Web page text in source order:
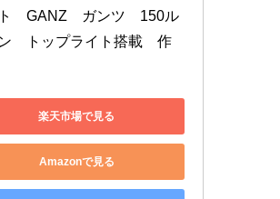
　GANZ　ガンツ　150ル
　トップライト搭載　作
楽天市場で見る
Amazonで見る